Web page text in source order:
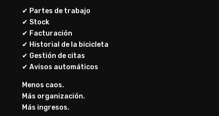
✔ Partes de trabajo
✔ Stock
✔ Facturación
✔ Historial de la bicicleta
✔ Gestión de citas
✔ Avisos automáticos
Menos caos.
Más organización.
Más ingresos.